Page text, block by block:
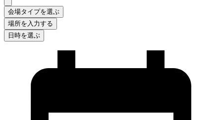
会場タイプを選ぶ
場所を入力する
日時を選ぶ